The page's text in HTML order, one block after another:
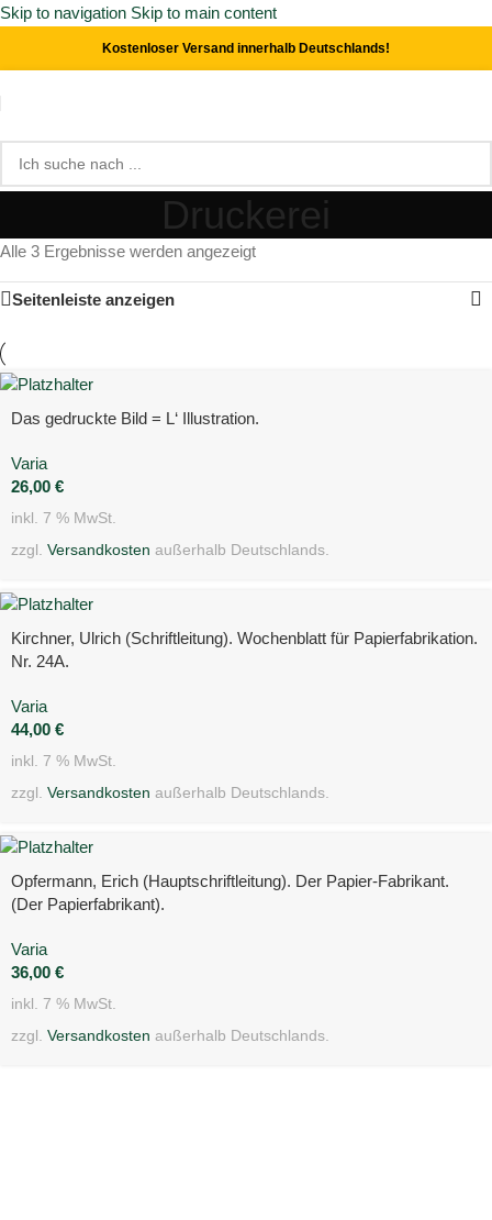
Skip to navigation Skip to main content
Kostenloser Versand innerhalb Deutschlands!
Druckerei
Alle 3 Ergebnisse werden angezeigt
Seitenleiste anzeigen
Das gedruckte Bild = L‘ Illustration.
Varia
26,00 €
inkl. 7 % MwSt.
zzgl. Versandkosten außerhalb Deutschlands.
Kirchner, Ulrich (Schriftleitung). Wochenblatt für Papierfabrikation.
Nr. 24A.
Varia
44,00 €
inkl. 7 % MwSt.
zzgl. Versandkosten außerhalb Deutschlands.
Opfermann, Erich (Hauptschriftleitung). Der Papier-Fabrikant.
(Der Papierfabrikant).
Varia
36,00 €
inkl. 7 % MwSt.
zzgl. Versandkosten außerhalb Deutschlands.